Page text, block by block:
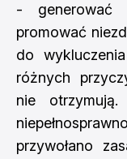
- generować
promować
do
różnych
nie
przywołano